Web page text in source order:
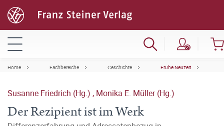
Home Fachbereiche Geschichte Frühe Neuzeit
Susanne Friedrich (Hg.) , Monika E. Müller (Hg.)
Der Rezipient ist im Werk